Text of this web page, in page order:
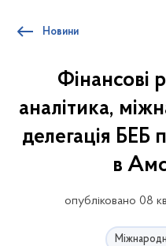
Новини
Фінансові
аналітика,
делегація БЕБ
в
опубліковано 08